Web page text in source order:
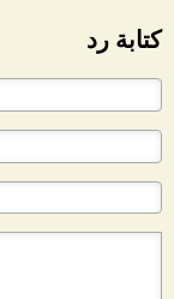
كتابة رد